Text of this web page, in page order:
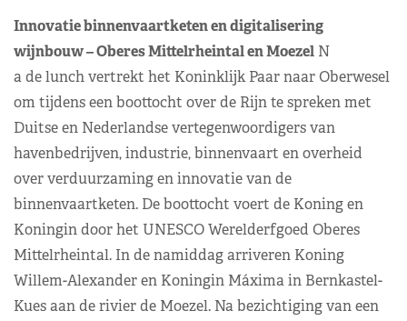
Innovatie binnenvaartketen en digitalisering
wijnbouw – Oberes Mittelrheintal en Moezel N
a de lunch vertrekt het Koninklijk Paar naar Oberwesel
om tijdens een boottocht over de Rijn te spreken met
Duitse en Nederlandse vertegenwoordigers van
havenbedrijven, industrie, binnenvaart en overheid
over verduurzaming en innovatie van de
binnenvaartketen. De boottocht voert de Koning en
Koningin door het UNESCO Werelderfgoed Oberes
Mittelrheintal. In de namiddag arriveren Koning
Willem-Alexander en Koningin Máxima in Bernkastel-
Kues aan de rivier de Moezel. Na bezichtiging van een